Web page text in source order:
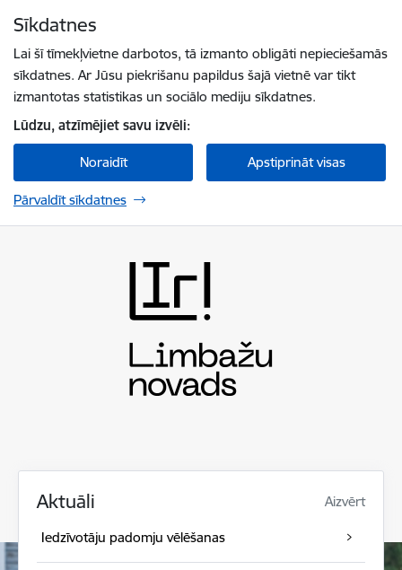
Sīkdatnes
Lai šī tīmekļvietne darbotos, tā izmanto obligāti nepieciešamās
sīkdatnes. Ar Jūsu piekrišanu papildus šajā vietnē var tikt
izmantotas statistikas un sociālo mediju sīkdatnes.
Lūdzu, atzīmējiet savu izvēli:
Noraidīt Apstiprināt visas
Pārvaldīt sīkdatnes
Aktuāli Aizvērt
Iedzīvotāju padomju vēlēšanas